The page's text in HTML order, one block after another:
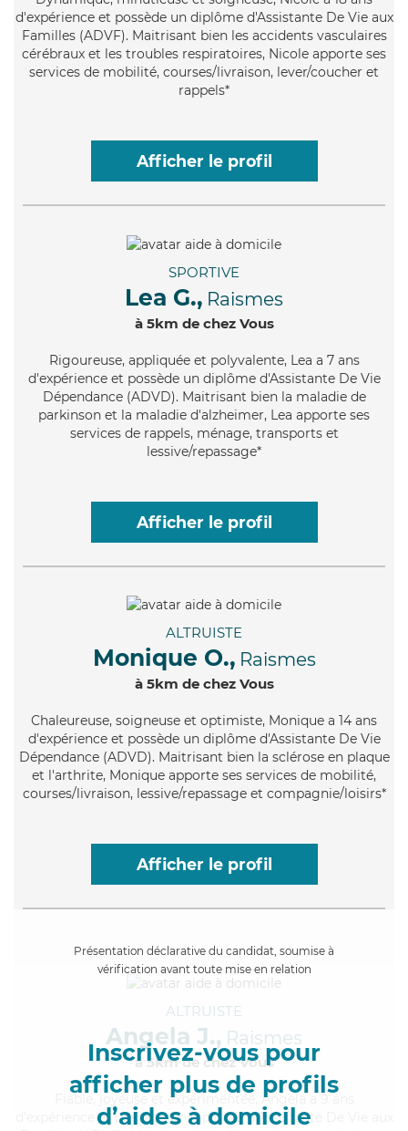
d'expérience et possède un diplôme d'Assistante De Vie aux
Familles (ADVF). Maitrisant bien les accidents vasculaires
cérébraux et les troubles respiratoires, Nicole apporte ses
services de mobilité, courses/livraison, lever/coucher et
rappels*
Afficher le profil
SPORTIVE
Lea G., Raismes
à 5km de chez Vous
Rigoureuse, appliquée et polyvalente, Lea a 7 ans
d'expérience et possède un diplôme d'Assistante De Vie
Dépendance (ADVD). Maitrisant bien la maladie de
parkinson et la maladie d'alzheimer, Lea apporte ses
services de rappels, ménage, transports et
lessive/repassage*
Afficher le profil
ALTRUISTE
Monique O., Raismes
à 5km de chez Vous
Chaleureuse, soigneuse et optimiste, Monique a 14 ans
d'expérience et possède un diplôme d'Assistante De Vie
Dépendance (ADVD). Maitrisant bien la sclérose en plaque
et l'arthrite, Monique apporte ses services de mobilité,
courses/livraison, lessive/repassage et compagnie/loisirs*
Afficher le profil
Présentation déclarative du candidat, soumise à
vérification avant toute mise en relation
Inscrivez-vous pour
afficher plus de profils
d’aides à domicile
ALTRUISTE
Angela J., Raismes
à 5km de chez Vous
, joyeuse et expérimentée, Angela a 9 ans
d'expérience et possède un diplôme d'Assistante De Vie aux